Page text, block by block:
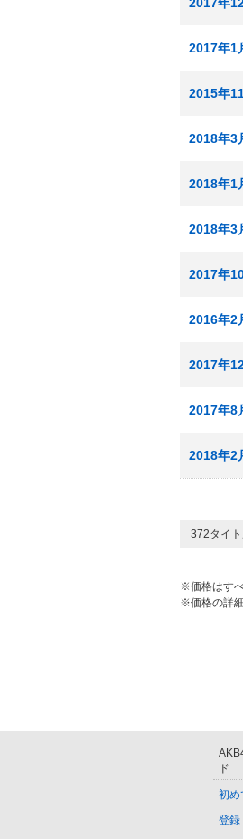
2017年1
2015年
2018年3
2018年1
2018年3
2017年
2016年2
2017年
2017年8
2018年2
372タイ
※価格はす
※価格の詳
ド
初め
登録